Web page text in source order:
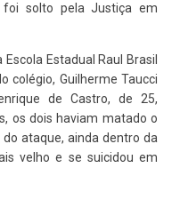
foi solto pela Justiça em
Estadual Raul Brasil
colégio, Guilherme Taucci
de Castro, de 25,
os dois haviam matado o
ataque, ainda dentro da
velho e se suicidou em